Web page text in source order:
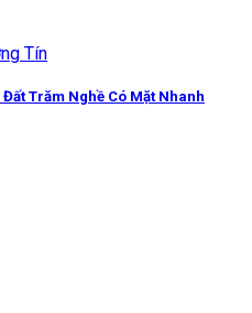
Trăm Nghề Có Mặt Nhanh